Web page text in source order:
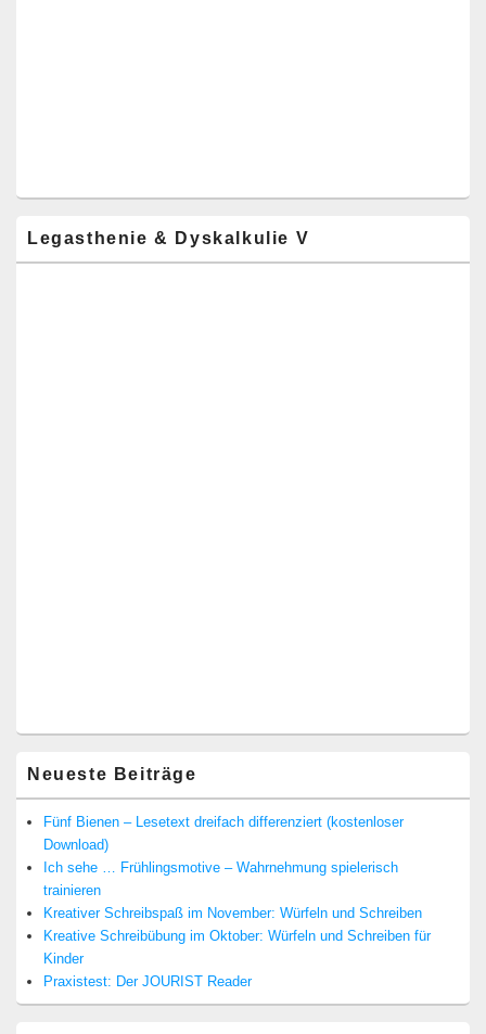
Legasthenie & Dyskalkulie V
Neueste Beiträge
Fünf Bienen – Lesetext dreifach differenziert (kostenloser
Download)
Ich sehe … Frühlingsmotive – Wahrnehmung spielerisch
trainieren
Kreativer Schreibspaß im November: Würfeln und Schreiben
Kreative Schreibübung im Oktober: Würfeln und Schreiben für
Kinder
Praxistest: Der JOURIST Reader